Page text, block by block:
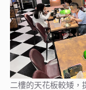
二樓的天花板較矮，